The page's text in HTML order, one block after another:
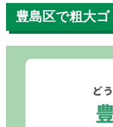
豊島区で粗大